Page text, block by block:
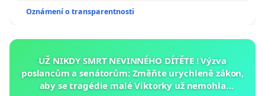
Oznámení o transparentnosti
UŽ NIKDY SMRT NEVINNÉHO DÍTĚTE ! Výzva
poslancům a senátorům: Změňte urychleně zákon,
aby se tragédie malé Viktorky už nemohla